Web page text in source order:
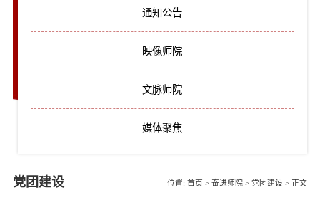
通知公告
映像师院
文脉师院
媒体聚焦
党团建设 位置: 首页 > 奋进师院 > 党团建设 > 正文